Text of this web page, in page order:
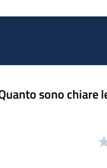
sono chiare